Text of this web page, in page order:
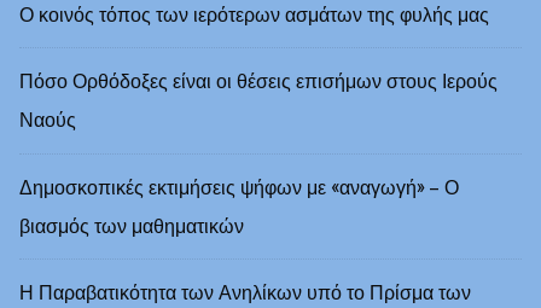
Ο κοινός τόπος των ιερότερων ασμάτων της φυλής μας
Πόσο Ορθόδοξες είναι οι θέσεις επισήμων στους Ιερούς
Ναούς
Δημοσκοπικές εκτιμήσεις ψήφων με «αναγωγή» – Ο
βιασμός των μαθηματικών
Η Παραβατικότητα των Ανηλίκων υπό το Πρίσμα των